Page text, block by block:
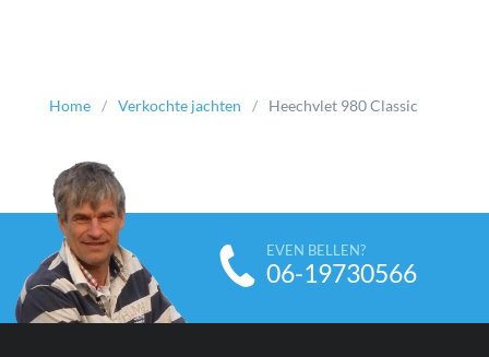
Home Verkochte jachten Heechvlet 980 Classic
EVEN BELLEN?
06-19730566